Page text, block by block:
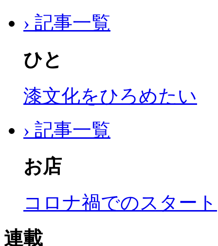
› 記事一覧
ひと
漆文化をひろめたい
› 記事一覧
お店
コロナ禍でのスタート
連載